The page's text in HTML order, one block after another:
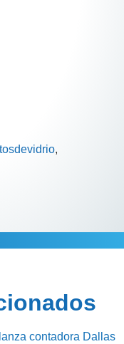
,
adicional